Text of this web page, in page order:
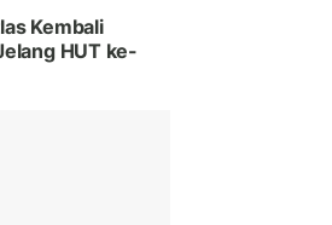
Kembali
HUT ke-